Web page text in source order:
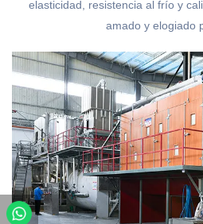
elasticidad, resistencia al frío y
amado y elogiado